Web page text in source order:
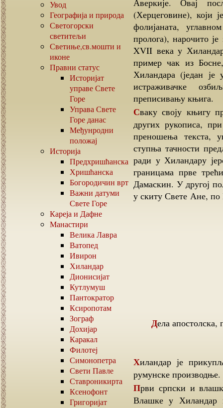
Увод
Географија и природа
Светогорски
светитељи
Светиње,св.мошти и
иконе
Правни статус
Историјат
управе Свете
Горе
Управа Свете
Горе данас
Међунродни
положај
Историја
Предхришћанска
Хришћанска
Богородичин врт
Важни датуми
Свете Горе
Кареја и Дафне
Манастири
Велика Лавра
Ватопед
Ивирон
Хиландар
Дионисијат
Кутлумуш
Пантократор
Ксиропотам
Зограф
Дохијар
Каракал
Филотеј
Симонопетра
Свети Павле
Ставроникирта
Ксенофонт
Григоријат
Аверкије. Овај
(Херцеговине), који
фолијаната,
пролога), нарочито
XVII века у
пример чак из
Хиландара (један
истраживачке
преписивању књига.
Сваку своју књигу преписао је поредећи текст са седам или осам
других рукописа,
преношења текста,
ступња тачности
ради у Хиландару
границама прве
Дамаскин. У другој
у скиту Свете Ане, по
Дела апостолска, писано у Хиландару (Ресавска ортографија,
Хиландар је прикупљао и штампане литургијске књиге српске и
румунске производње.
Први српски и влашки штампар, јеромонах Макарије, дошао је из
Влашке у Хиландар